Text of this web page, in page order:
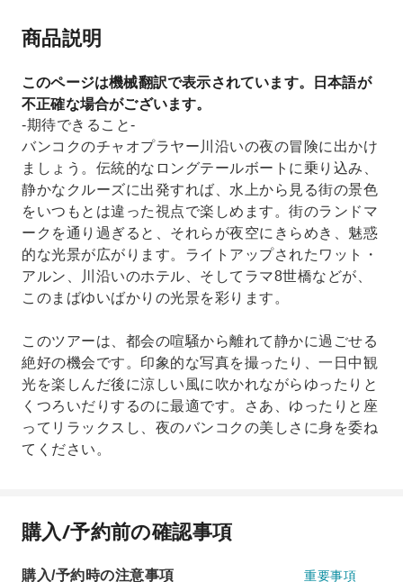
商品説明
このページは機械翻訳で表示されています。日本語が
不正確な場合がございます。
-期待できること-
バンコクのチャオプラヤー川沿いの夜の冒険に出かけ
ましょう。伝統的なロングテールボートに乗り込み、
静かなクルーズに出発すれば、水上から見る街の景色
をいつもとは違った視点で楽しめます。街のランドマ
ークを通り過ぎると、それらが夜空にきらめき、魅惑
的な光景が広がります。ライトアップされたワット・
アルン、川沿いのホテル、そしてラマ8世橋などが、
このまばゆいばかりの光景を彩ります。
このツアーは、都会の喧騒から離れて静かに過ごせる
絶好の機会です。印象的な写真を撮ったり、一日中観
光を楽しんだ後に涼しい風に吹かれながらゆったりと
くつろいだりするのに最適です。さあ、ゆったりと座
ってリラックスし、夜のバンコクの美しさに身を委ね
てください。
購入/予約前の確認事項
購入/予約時の注意事項 重要事項